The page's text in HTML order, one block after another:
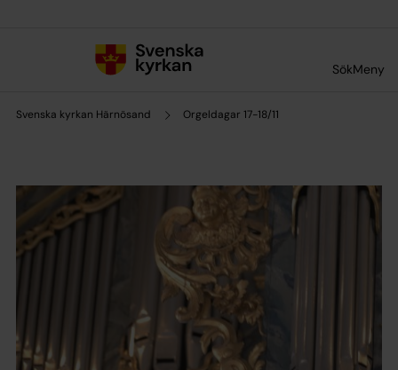
SökMeny
Svenska kyrkan Härnösand Orgeldagar 17-18/11